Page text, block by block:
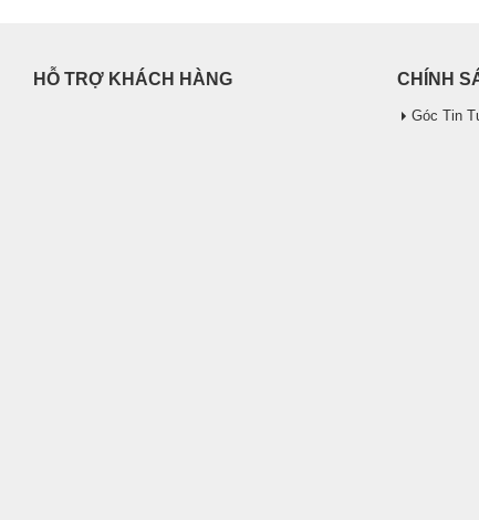
HỖ TRỢ KHÁCH HÀNG CHÍNH
Góc Tin